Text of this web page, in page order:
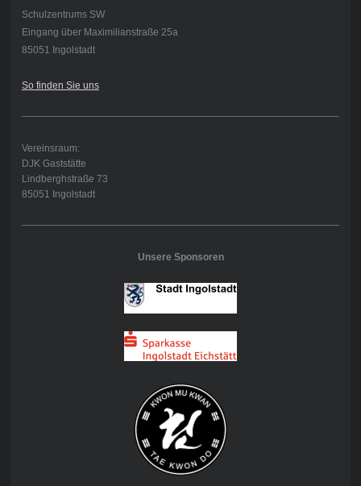
Schulzentrums SW
Eingang über Maximilianstraße 25a
85051 Ingolstadt
So finden Sie uns
Vereinsraum:
DJK Gaststätte
Lindberghstraße 73
85051 Ingolstadt
Unsere Sponsoren